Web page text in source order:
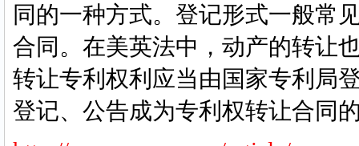
同的一种方式。登记形式一般常
合同。在美英法中，动产的转让
转让专利权利应当由国家专利局
登记、公告成为专利权转让合同